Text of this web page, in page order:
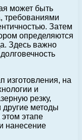
может быть
требованиями
Затем
определяются
Здесь важно
изготовления, на
и
резку,
другие методы
этапе
нанесение